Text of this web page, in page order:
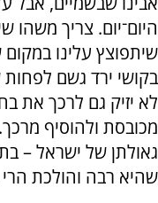
היום־יום. צריך משהו
שיתפוצץ עלינו
בקושי ירד גשם
לא יזיק גם לרכך את
מכובסת ולהוסיף
גאולתן של ישראל –
שהיא רבה והולכת